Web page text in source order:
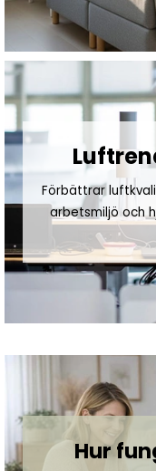
Förbättrar
arbetsmiljö och
Hur